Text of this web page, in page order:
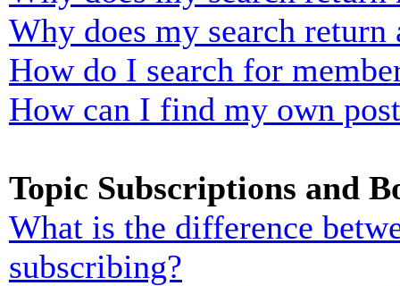
Why does my search return
How do I search for
How can I find my own
Topic Subscriptions and
What is the difference
subscribing?